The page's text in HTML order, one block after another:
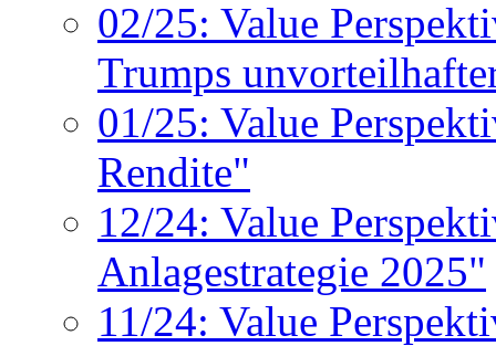
02/25: Value
Trumps
01/25: Value
Rendite"
12/24: Value
Anlagestrategie 2025"
11/24: Value